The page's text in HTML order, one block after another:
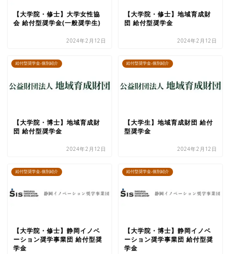
【大学院・修士】大学女性協
会 給付型奨学金(一般奨学生)
2024年2月12日
【大学院・修士】地域育成財
団 給付型奨学金
2024年2月12日
給付型奨学金-個別紹介
【大学院・博士】地域育成財
団 給付型奨学金
2024年2月12日
給付型奨学金-個別紹介
【大学生】地域育成財団 給付
型奨学金
2024年2月12日
給付型奨学金-個別紹介
【大学院・修士】静岡イノベ
ーション奨学事業団 給付型奨
学金
給付型奨学金-個別紹介
【大学院・博士】静岡イノベ
ーション奨学事業団 給付型奨
学金